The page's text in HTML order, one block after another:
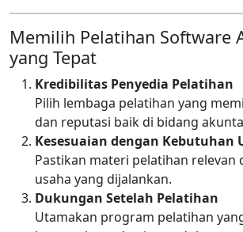
Memilih Pelatihan Software
yang Tepat
Kredibilitas Penyedia Pelatihan
Pilih lembaga pelatihan yang
dan reputasi baik di bidang
Kesesuaian dengan Kebutuhan
Pastikan materi pelatihan relevan
usaha yang dijalankan.
Dukungan Setelah Pelatihan
Utamakan program pelatihan